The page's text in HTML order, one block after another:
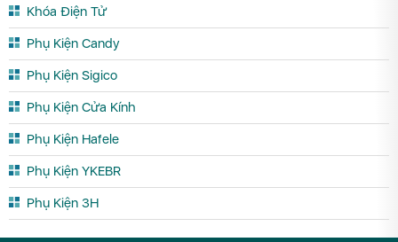
Khóa Điện Tử
Phụ Kiện Candy
Phụ Kiện Sigico
Phụ Kiện Cửa Kính
Phụ Kiện Hafele
Phụ Kiện YKEBR
Phụ Kiện 3H